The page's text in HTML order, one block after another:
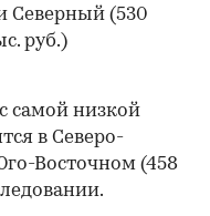
Северный (530
руб.)
самой низкой
в Северо-
Восточном (458